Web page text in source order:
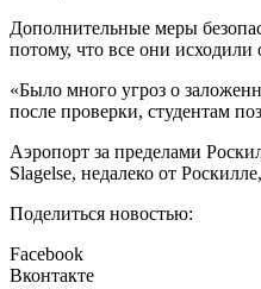
Дополнительные меры
потому, что все они исходили
«Было много угроз о
после проверки, студентам
Аэропорт за пределами
Slagelse, недалеко от
Поделиться новостью:
Facebook
Вконтакте